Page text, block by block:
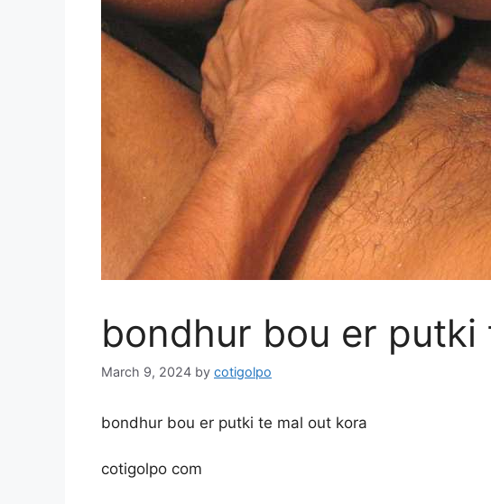
bondhur bou er putki
March 9, 2024 by cotigolpo
bondhur bou er putki te mal out kora
cotigolpo com